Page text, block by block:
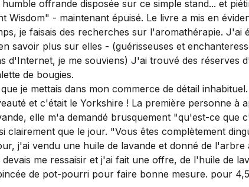
offrande disposée sur ce simple stand... et
- maintenant épuisé. Le livre a mis en
je faisais des recherches sur l'aromathérapie. J'ai
savoir plus sur elles - (guérisseuses et
d'Internet, je me souviens) J'ai trouvé des
de bougies.
je mettais dans mon commerce de détail
et c'était le Yorkshire ! La première personne à
elle m'a demandé brusquement "qu'est-ce
clairement que le jour. "Vous êtes complètement
j'ai vendu une huile de lavande et donné de l'arbre
me ressaisir et j'ai fait une offre, de l'huile de
de pot-pourri pour faire bonne mesure. pour